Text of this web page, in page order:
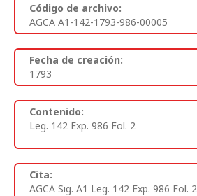
Código de archivo:
AGCA A1-142-1793-986-00005
Fecha de creación:
1793
Contenido:
Leg. 142 Exp. 986 Fol. 2
Cita:
AGCA Sig. A1 Leg. 142 Exp. 986 Fol. 2